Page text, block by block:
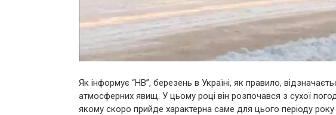
Як інформує “НВ”, березень в Україні, як правило,
атмосферних явищ. У цьому році він розпочався з сухої
якому скоро прийде характерна саме для цього періоду року